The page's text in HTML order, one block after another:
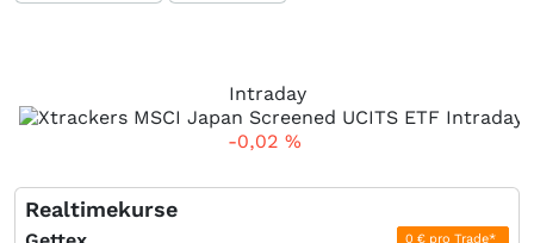
Intraday
-0,02 %
Realtimekurse
0 € pro Trade*